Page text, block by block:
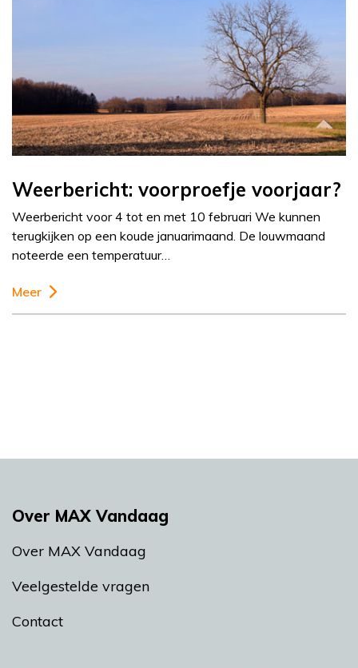
Weerbericht: voorproefje voorjaar?
Weerbericht voor 4 tot en met 10 februari We kunnen
terugkijken op een koude januarimaand. De louwmaand
noteerde een temperatuur…
Meer
Over MAX Vandaag
Over MAX Vandaag
Veelgestelde vragen
Contact